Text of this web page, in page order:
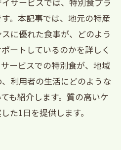
。本記事では、地元の特産
に優れた食事が、どのよう
ートしているのかを詳しく
ービスでの特別食が、地域
利用者の生活にどのような
も紹介します。質の高いケ
た1日を提供します。